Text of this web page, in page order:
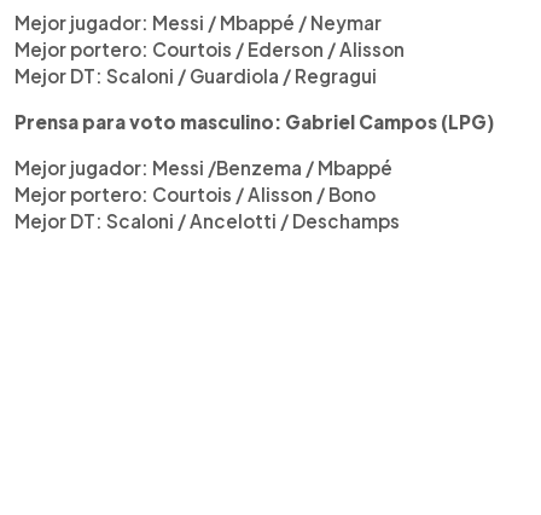
Mejor jugador: Messi / Mbappé / Neymar
Mejor portero: Courtois / Ederson / Alisson
Mejor DT: Scaloni / Guardiola / Regragui
Prensa para voto masculino: Gabriel Campos (LPG)
Mejor jugador: Messi /Benzema / Mbappé
Mejor portero: Courtois / Alisson / Bono
Mejor DT: Scaloni / Ancelotti / Deschamps